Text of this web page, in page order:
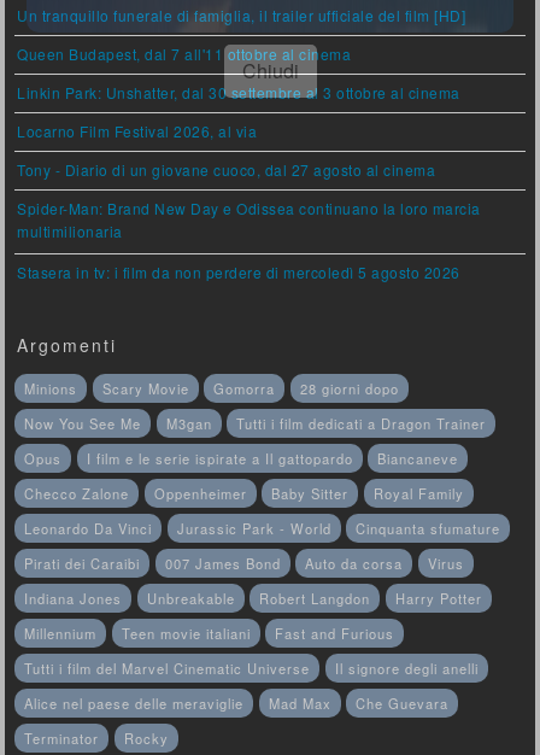
Un tranquillo funerale di famiglia, il trailer ufficiale del film [HD]
Queen Budapest, dal 7 all'11 ottobre al cinema
Linkin Park: Unshatter, dal 30 settembre al 3 ottobre al cinema
Locarno Film Festival 2026, al via
Tony - Diario di un giovane cuoco, dal 27 agosto al cinema
Spider-Man: Brand New Day e Odissea continuano la loro marcia
multimilionaria
Stasera in tv: i film da non perdere di mercoledì 5 agosto 2026
Argomenti
Minions Scary Movie Gomorra
28 giorni dopo
Now You See Me
M3gan
Tutti i film dedicati a Dragon Trainer
Opus
I film e le serie ispirate a Il gattopardo
Biancaneve
Checco Zalone
Oppenheimer Baby Sitter
Royal Family
Leonardo Da Vinci
Jurassic Park - World
Cinquanta sfumature
Pirati dei Caraibi
007 James Bond Auto da corsa
Virus
Indiana Jones
Unbreakable Robert Langdon
Harry Potter
Millennium
Teen movie italiani
Fast and Furious
Tutti i film del Marvel Cinematic Universe
Il signore degli anelli
Alice nel paese delle meraviglie
Mad Max
Che Guevara
Terminator
Rocky